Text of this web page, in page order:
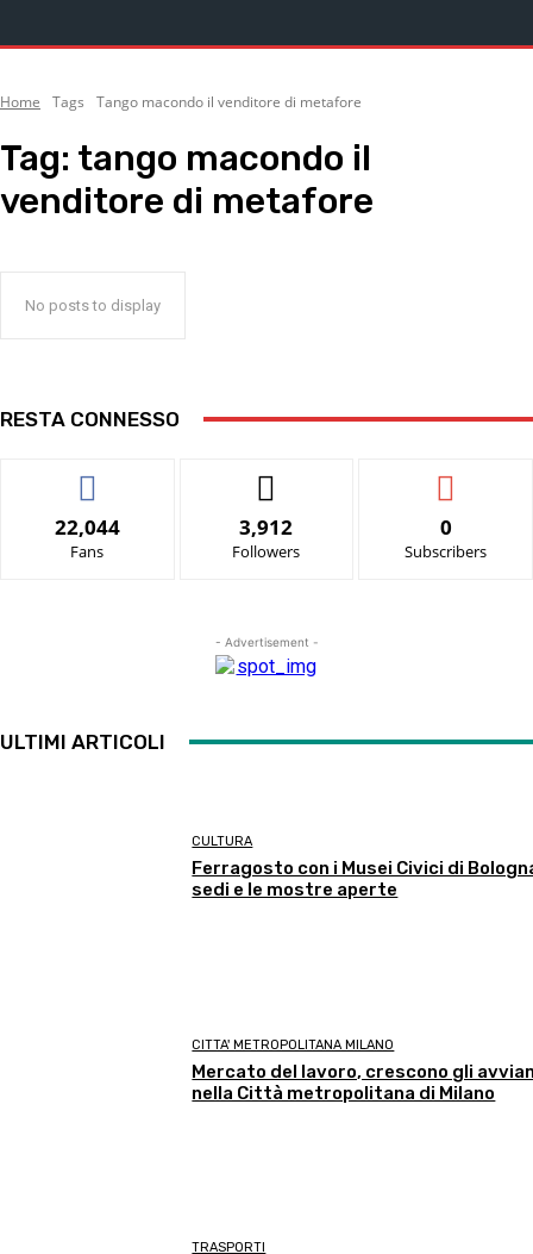
Home Tags Tango macondo il venditore di metafore
Tag: tango macondo il
venditore di metafore
No posts to display
RESTA CONNESSO
22,044
Fans
3,912
Followers
0
Subscribers
- Advertisement -
ULTIMI ARTICOLI
CULTURA
Ferragosto con i Musei Civici di
sedi e le mostre aperte
CITTA' METROPOLITANA MILANO
Mercato del lavoro, crescono gli
nella Città metropolitana di Milano
TRASPORTI